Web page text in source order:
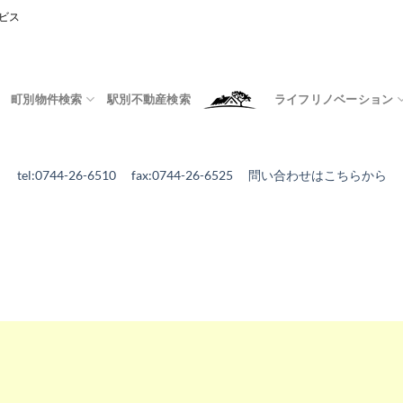
ス
町別物件検索 駅別不動産検索 ライフリノベーション
tel:0744-26-6510 fax:0744-26-6525 問い合わせはこちらから